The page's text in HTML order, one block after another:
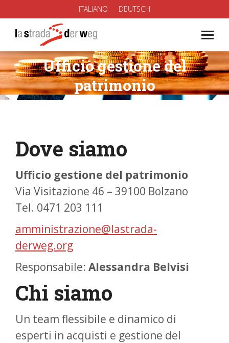
ITALIANO DEUTSCH
Ufficio gestione del
patrimonio
You are here:
Dove siamo
Ufficio gestione del patrimonio
Via Visitazione 46 – 39100 Bolzano
Tel. 0471 203 111
amministrazione@lastrada-
derweg.org
Responsabile: Alessandra Belvisi
Chi siamo
Un team flessibile e dinamico di
esperti in acquisti e gestione del